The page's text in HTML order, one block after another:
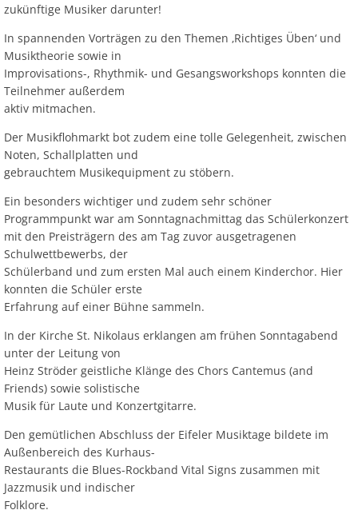
zukünftige Musiker darunter!
In spannenden Vorträgen zu den Themen ‚Richtiges Üben‘ und
Musiktheorie sowie in
Improvisations-, Rhythmik- und Gesangsworkshops konnten die
Teilnehmer außerdem
aktiv mitmachen.
Der Musikflohmarkt bot zudem eine tolle Gelegenheit, zwischen
Noten, Schallplatten und
gebrauchtem Musikequipment zu stöbern.
Ein besonders wichtiger und zudem sehr schöner
Programmpunkt war am Sonntagnachmittag das Schülerkonzert
mit den Preisträgern des am Tag zuvor ausgetragenen
Schulwettbewerbs, der
Schülerband und zum ersten Mal auch einem Kinderchor. Hier
konnten die Schüler erste
Erfahrung auf einer Bühne sammeln.
In der Kirche St. Nikolaus erklangen am frühen Sonntagabend
unter der Leitung von
Heinz Ströder geistliche Klänge des Chors Cantemus (and
Friends) sowie solistische
Musik für Laute und Konzertgitarre.
Den gemütlichen Abschluss der Eifeler Musiktage bildete im
Außenbereich des Kurhaus-
Restaurants die Blues-Rockband Vital Signs zusammen mit
Jazzmusik und indischer
Folklore.